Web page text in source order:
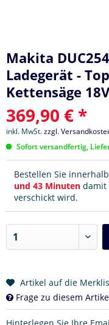
Makita
Ladegerät -
Kettensäge 18V
369,90 € *
inkl. MwSt.zzgl.
Sofort versandfertig,
Bestellen Sie
und 43 Minuten damit
verschickt wird.
Artikel auf die
Frage zu diesem